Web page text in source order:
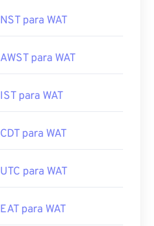
NST para WAT
AWST para WAT
IST para WAT
CDT para WAT
UTC para WAT
EAT para WAT